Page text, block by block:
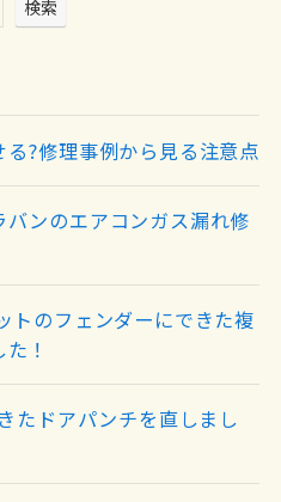
検索
?修理事例から見る注意点
ンのエアコンガス漏れ修
トのフェンダーにできた複
！
たドアパンチを直しまし